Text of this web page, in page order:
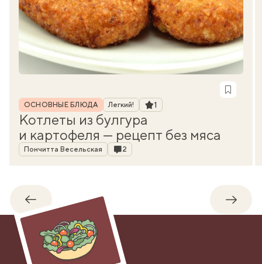
Рубрика
ОСНОВНЫЕ БЛЮДА Легкий! Рейтинг
1
Котлеты из булгура
и картофеля — рецепт без мяса
Автор
Пончитта Весельская Комментарии
2
Обратно